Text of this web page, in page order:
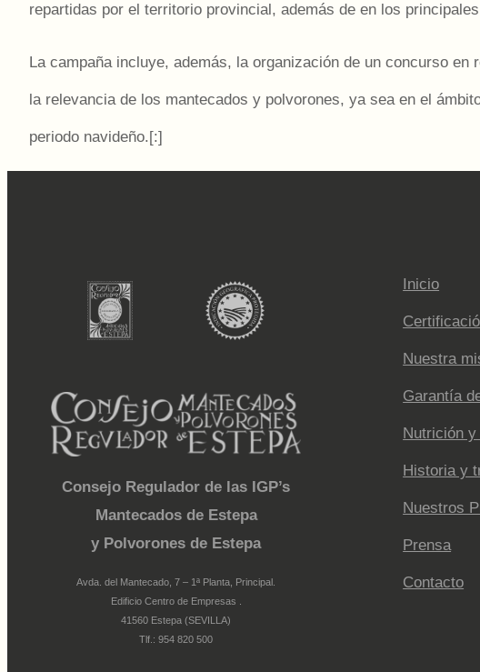
repartidas por el territorio provincial, además de en los
La campaña incluye, además, la organización de un concurso en
la relevancia de los mantecados y polvorones, ya sea en el
periodo navideño.[:]
Consejo Regulador de las IGP’s
Mantecados de Estepa
y Polvorones de Estepa
Avda. del Mantecado, 7 – 1ª Planta, Principal.
Edificio Centro de Empresas .
41560 Estepa (SEVILLA)
Tlf.: 954 820 500
Inicio
Nuestra
Garantía
Nutrición y
Historia y
Nuestros
Prensa
Contacto